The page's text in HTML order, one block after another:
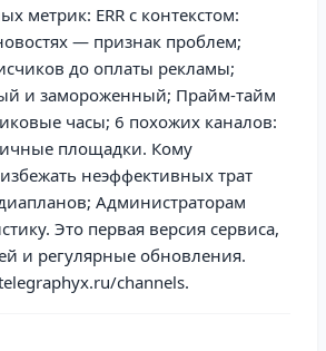
метрик: ERR с контекстом:
— признак проблем;
до оплаты рекламы;
и замороженный; Прайм-тайм
часы; 6 похожих каналов:
площадки. Кому
неэффективных трат
Администраторам
Это первая версия сервиса,
и регулярные обновления.
channels.